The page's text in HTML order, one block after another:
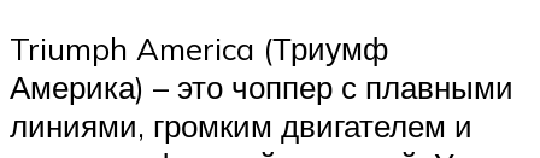
Triumph America (Триумф
Америка) – это чоппер с плавными
линиями, громким двигателем и